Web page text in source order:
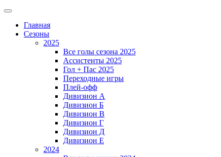
Главная
Сезоны
2025
Все голы сезона 2025
Ассистенты 2025
Гол + Пас 2025
Переходные игры
Плей-офф
Дивизион A
Дивизион Б
Дивизион В
Дивизион Г
Дивизион Д
Дивизион Е
2024